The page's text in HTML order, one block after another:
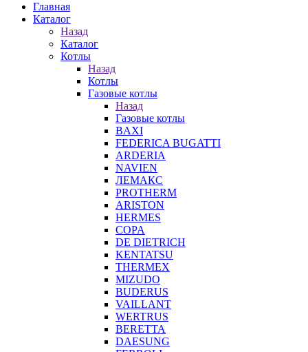
Главная
Каталог
Назад
Каталог
Котлы
Назад
Котлы
Газовые котлы
Назад
Газовые котлы
BAXI
FEDERICA BUGATTI
ARDERIA
NAVIEN
ЛЕМАКС
PROTHERM
ARISTON
HERMES
COPA
DE DIETRICH
KENTATSU
THERMEX
MIZUDO
BUDERUS
VAILLANT
WERTRUS
BERETTA
DAESUNG